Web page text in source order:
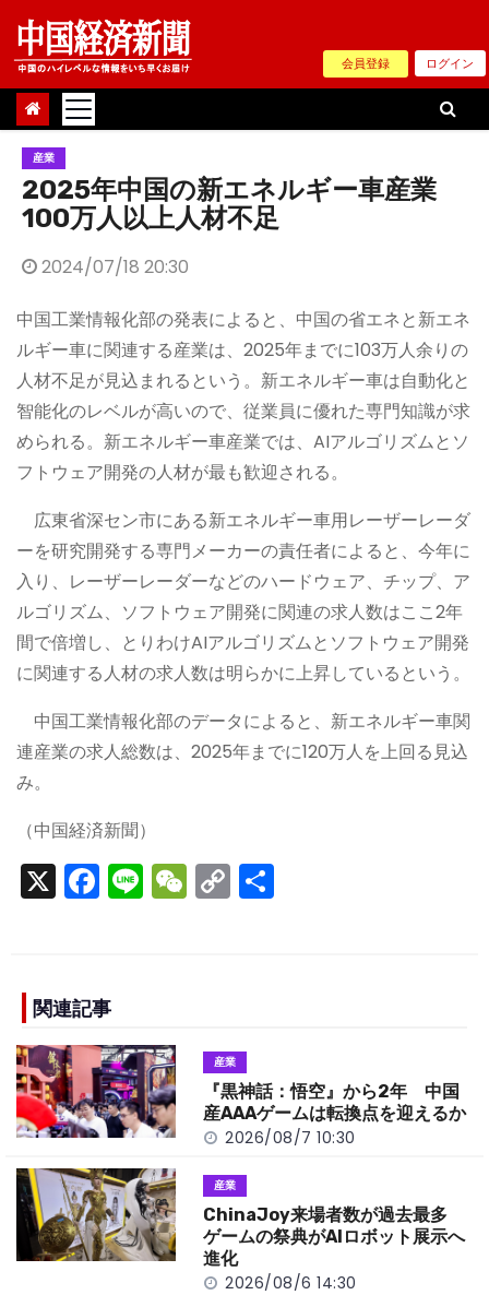
Skip
content
会員登録 ログイン
産業
2025年中国の新エネルギー車産業
100万人以上人材不足
2024/07/18 20:30
中国工業情報化部の発表によると、中国の省エネと新エネ
ルギー車に関連する産業は、2025年までに103万人余りの
人材不足が見込まれるという。新エネルギー車は自動化と
智能化のレベルが高いので、従業員に優れた専門知識が求
められる。新エネルギー車産業では、AIアルゴリズムとソ
フトウェア開発の人材が最も歓迎される。
広東省深セン市にある新エネルギー車用レーザーレーダ
ーを研究開発する専門メーカーの責任者によると、今年に
入り、レーザーレーダーなどのハードウェア、チップ、ア
ルゴリズム、ソフトウェア開発に関連の求人数はここ2年
間で倍増し、とりわけAIアルゴリズムとソフトウェア開発
に関連する人材の求人数は明らかに上昇しているという。
中国工業情報化部のデータによると、新エネルギー車関
連産業の求人総数は、2025年までに120万人を上回る見込
み。
（中国経済新聞）
X F
a
e
b
o
o
k
Li
n
W
e
C
o
n
k
関連記事
産業
『黒神話：悟空』から2年 中国
産AAAゲームは転換点を迎えるか
2026/08/7 10:30
産業
ChinaJoy来場者数が過去最多
ゲームの祭典がAIロボット展示へ
進化
2026/08/6 14:30